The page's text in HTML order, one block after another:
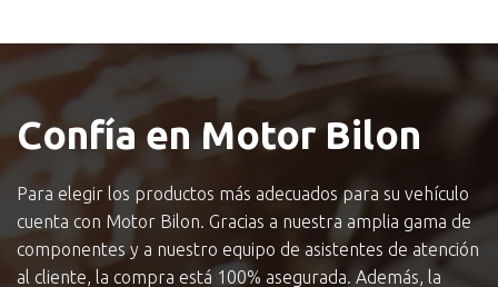
hasta
Confía en Motor Bilon
Para elegir los productos más adecuados para su vehículo
cuenta con Motor Bilon. Gracias a nuestra amplia gama de
componentes y a nuestro equipo de asistentes de atención
al cliente, la compra está 100% asegurada. Además, la